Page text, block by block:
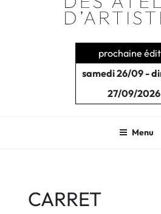
prochaine
samedi 26/09 -
27/09/2026
Menu
CARRET